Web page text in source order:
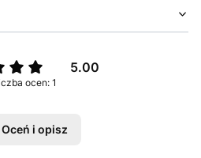
5.00
ocen: 1
Oceń i opisz